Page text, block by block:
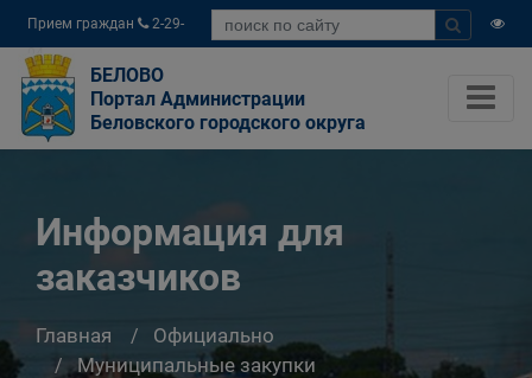
Прием граждан
2-29-
04
БЕЛОВО
Портал Администрации
Беловского городского округа
Информация для
заказчиков
Главная
Официально
Муниципальные закупки